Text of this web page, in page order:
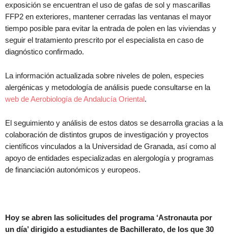
exposición se encuentran el uso de gafas de sol y mascarillas
FFP2 en exteriores, mantener cerradas las ventanas el mayor
tiempo posible para evitar la entrada de polen en las viviendas y
seguir el tratamiento prescrito por el especialista en caso de
diagnóstico confirmado.
La información actualizada sobre niveles de polen, especies
alergénicas y metodología de análisis puede consultarse en la
web de Aerobiología de Andalucía Oriental.
El seguimiento y análisis de estos datos se desarrolla gracias a la
colaboración de distintos grupos de investigación y proyectos
científicos vinculados a la Universidad de Granada, así como al
apoyo de entidades especializadas en alergología y programas
de financiación autonómicos y europeos.
Hoy se abren las solicitudes del programa ‘Astronauta por
un día’ dirigido a estudiantes de Bachillerato, de los que 30